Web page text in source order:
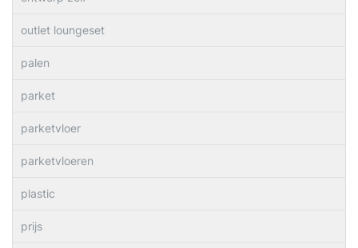
outlet loungeset
palen
parket
parketvloer
parketvloeren
plastic
prijs